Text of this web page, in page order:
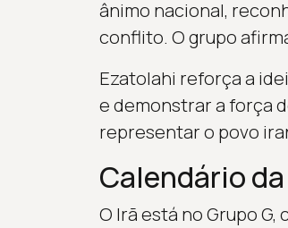
ânimo nacional,
conflito. O grupo
Ezatolahi reforça a
e demonstrar a força
representar o povo
Calendário
O Irã está no Grupo